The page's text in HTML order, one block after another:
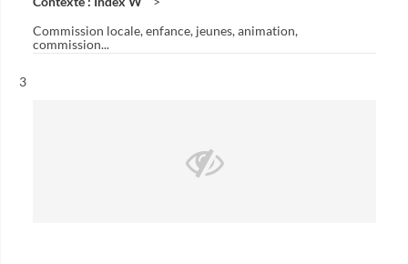
Commission locale, enfance, jeunes, animation,
commission...
Résultat n°
3